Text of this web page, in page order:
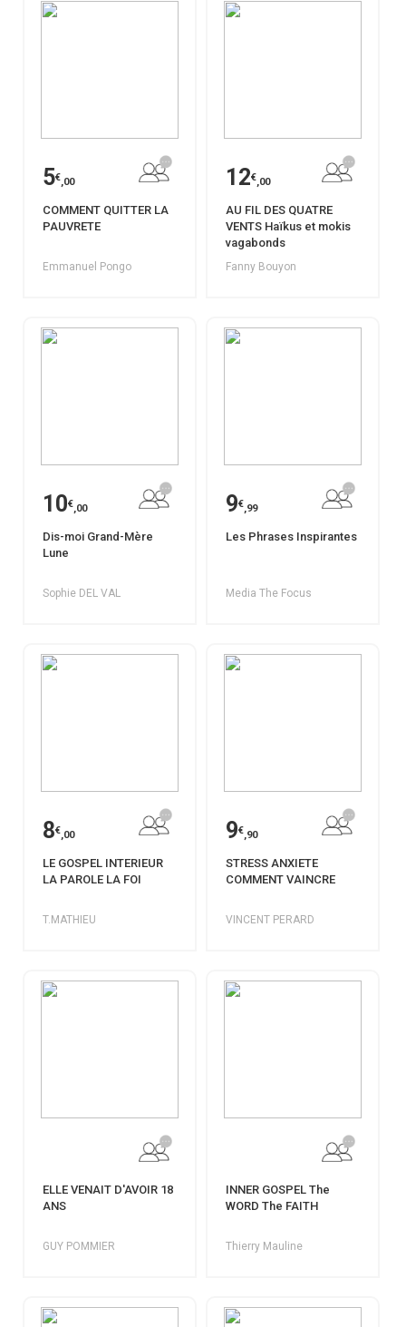
5€,00
COMMENT QUITTER LA
PAUVRETE
Emmanuel Pongo
12€,00
AU FIL DES QUATRE
VENTS Haïkus et mokis
vagabonds
Fanny Bouyon
10€,00
Dis-moi Grand-Mère
Lune
Sophie DEL VAL
9€,99
Les Phrases Inspirantes
Media The Focus
8€,00
LE GOSPEL INTERIEUR
LA PAROLE LA FOI
T.MATHIEU
9€,90
STRESS ANXIETE
COMMENT VAINCRE
VINCENT PERARD
ELLE VENAIT D'AVOIR 18
ANS
GUY POMMIER
INNER GOSPEL The
WORD The FAITH
Thierry Mauline